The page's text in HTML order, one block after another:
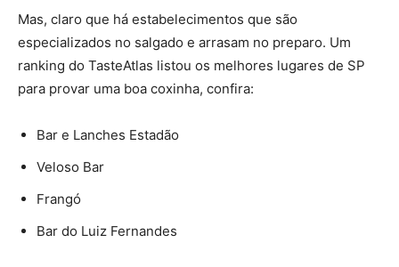
Mas, claro que há estabelecimentos que são
especializados no salgado e arrasam no preparo. Um
ranking do TasteAtlas listou os melhores lugares de SP
para provar uma boa coxinha, confira:
Bar e Lanches Estadão
Veloso Bar
Frangó
Bar do Luiz Fernandes